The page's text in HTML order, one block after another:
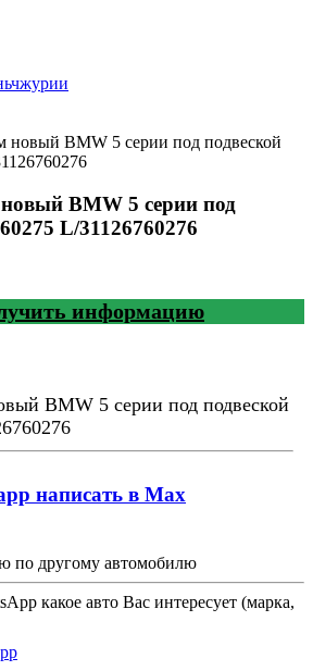
новый BMW 5 серии под подвеской
BMW 5 серии под
L/31126760276
информацию
BMW 5 серии под подвеской
написать в Max
по другому автомобилю
какое авто Вас интересует (марка,